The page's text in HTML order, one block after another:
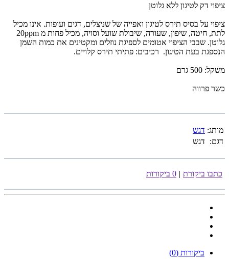
ציפוי דק לטיגון ללא גלוטן
ציפוי על בסיס תירס לטיגון ואפייה של שניצלים, דגים ועופות. אינו מכיל
לתת, חיטה, שיפון, שעורה, שיבולת שועל וסויה, מכיל פחות מ 20ppm
גלוטן. שבבי הציפוי אטומים לספיגת נוזלים ומקטינים את כמות השמן
הנספגת בעת הטיגון. רכיבים: פתיתי תירס קלויים.
משקל: 500 גרם
כשר פרווה
מותג: דגש
דגם:
דגש
כתבו ביקורת | 0 ביקורות
ביקורות (0)